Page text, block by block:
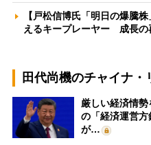
【戸松信博氏「明日の爆騰
えるキープレーヤー 成長
田代尚機のチャイナ・
厳しい経済情
の「経済運営
が…